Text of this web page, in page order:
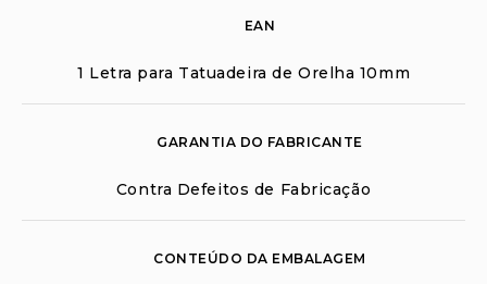
EAN
1 Letra para Tatuadeira de Orelha 10mm
GARANTIA DO FABRICANTE
Contra Defeitos de Fabricação
CONTEÚDO DA EMBALAGEM